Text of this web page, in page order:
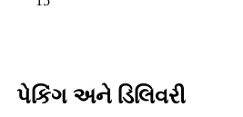
પેકિંગ અને ડિલિવરી